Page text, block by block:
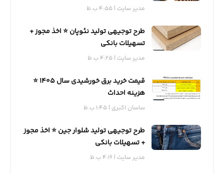
مدیر سایت 4:55 ب.ظ
طرح توجیهی تولید نئوپان ⭐️ اخذ مجوز +
تسهیلات بانکی
مدیر سایت 4:25 ب.ظ
قیمت خرید برق خورشیدی سال 1405 ⭐️
هزینه احداث
ساسان اکبری 1:45 ب.ظ
طرح توجیهی تولید شلوار جین ⭐️ اخذ مجوز
+ تسهیلات بانکی
مدیر سایت 4:16 ب.ظ